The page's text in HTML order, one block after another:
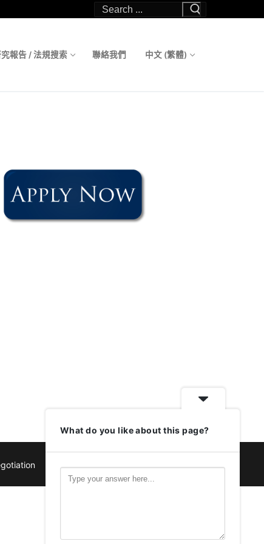
Search
for:
報告 / 法規搜索 聯絡我們 中文 (繁體)
What do you like about this page?